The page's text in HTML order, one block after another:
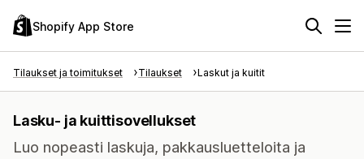
Shopify App Store
Tilaukset ja toimitukset Tilaukset Laskut ja kuitit
Lasku- ja kuittisovellukset
Luo nopeasti laskuja, pakkausluetteloita ja